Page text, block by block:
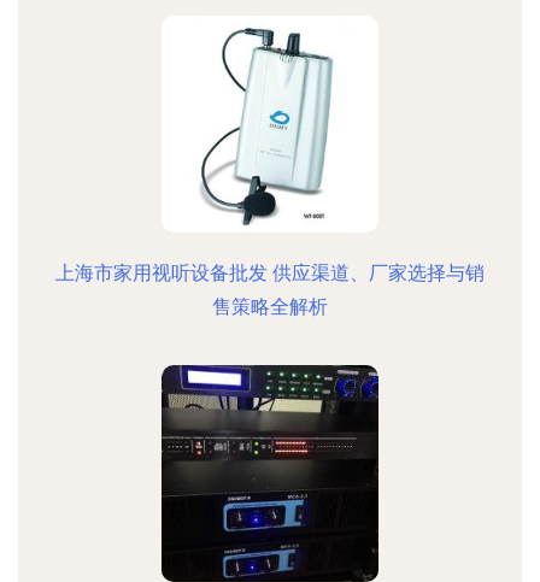
上海市家用视听设备批发 供应渠道、厂家选择与销
售策略全解析